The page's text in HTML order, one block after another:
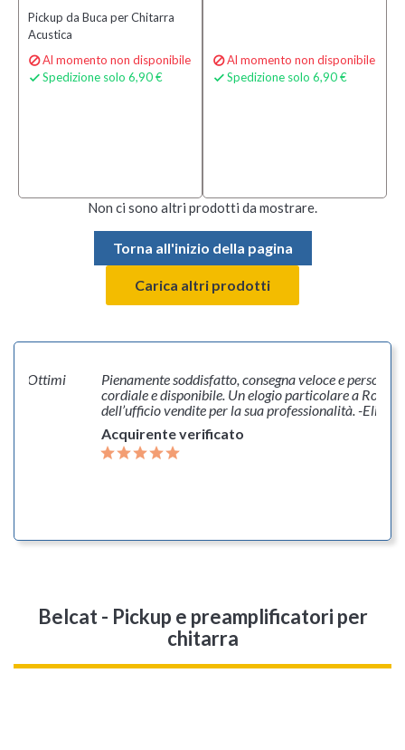
Pickup da Buca per Chitarra
Acustica
Al momento non disponibile
 Spedizione solo 6,90 €
Al momento non disponibile
 Spedizione solo 6,90 €
Non ci sono altri prodotti da mostrare.
Torna all'inizio della pagina
Carica altri prodotti
line. Ottimi
Pienamente soddisfatto, consegna veloce e personale
cordiale e disponibile. Un elogio particolare a
dell’ufficio vendite per la sua professionalità. -Elia
Acquirente verificato
Belcat - Pickup e preamplificatori per
chitarra